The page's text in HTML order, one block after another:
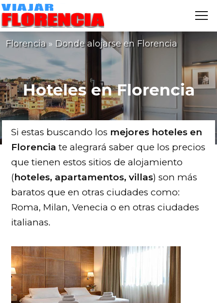
VIAJAR
FLORENCIA
Florencia » Donde alojarse en Florencia
Hoteles en Florencia
Si estas buscando los mejores hoteles en
Florencia te alegrará saber que los precios
que tienen estos sitios de alojamiento
(hoteles, apartamentos, villas) son más
baratos que en otras ciudades como:
Roma, Milan, Venecia o en otras ciudades
italianas.